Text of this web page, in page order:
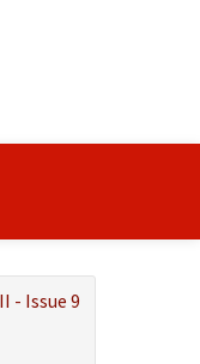
- Issue 9